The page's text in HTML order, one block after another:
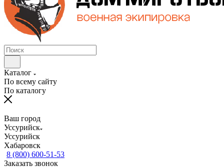
Каталог
По всему сайту
По каталогу
Ваш город
Уссурийск
Уссурийск
Хабаровск
8 (800) 600-51-53
Заказать звонок